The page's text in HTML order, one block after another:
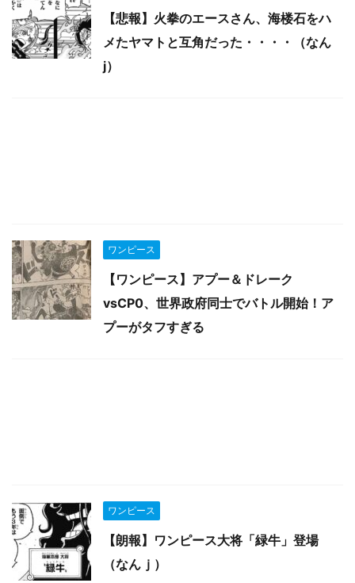
【悲報】火拳のエースさん、海楼石をハ
メたヤマトと互角だった・・・・（なん
j）
ワンピース
【ワンピース】アプー＆ドレーク
vsCP0、世界政府同士でバトル開始！ア
プーがタフすぎる
ワンピース
【朗報】ワンピース大将「緑牛」登場
（なんｊ）